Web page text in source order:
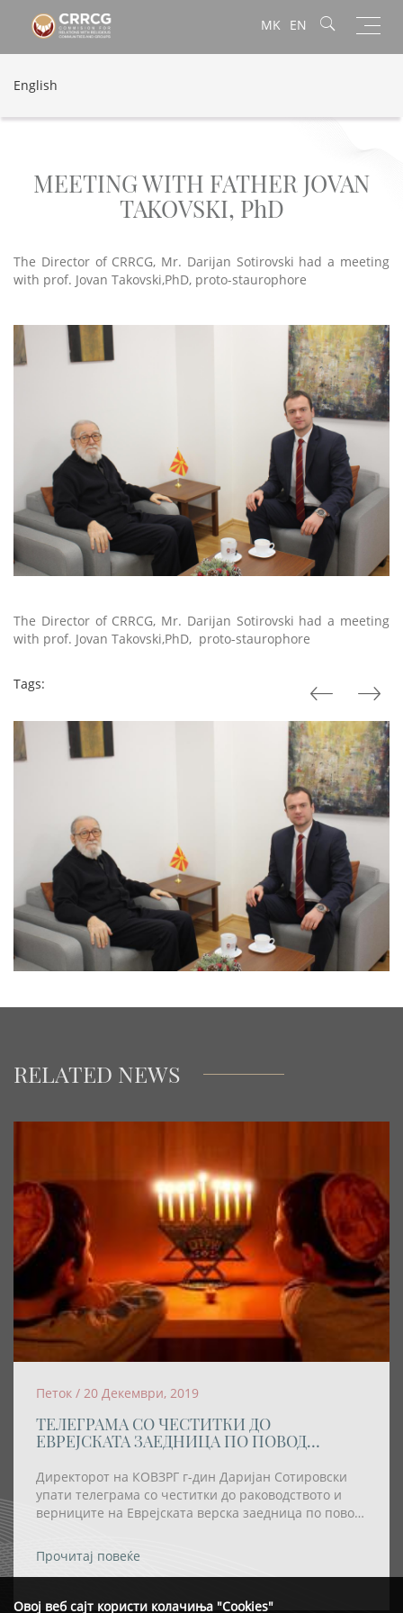
Овој веб сајт користи колачиња "Cookies"
MK EN
English
MEETING WITH FATHER JOVAN
TAKOVSKI, PhD
The Director of CRRCG, Mr. Darijan Sotirovski had a meeting
with prof. Jovan Takovski,PhD, proto-staurophore
The Director of CRRCG, Mr. Darijan Sotirovski had a meeting
with prof. Jovan Takovski,PhD, proto-staurophore
Tags:
RELATED NEWS
Петок / 20 Декември, 2019
ТЕЛЕГРАМА СО ЧЕСТИТКИ ДО
ЕВРЕЈСКАТА ЗАЕДНИЦА ПО ПОВОД
Директорот на КОВЗРГ г-дин Даријан Сотировски
упати телеграма со честитки до раководството и
верниците на Еврејската верска заедница по повод
Прочитај повеќе